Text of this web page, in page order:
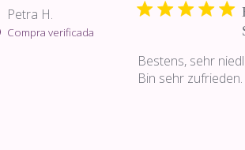
Petra H.
Compra verificada
Bestens, sehr
Bin sehr zufrieden.